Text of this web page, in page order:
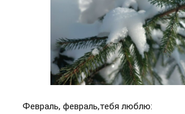
Февраль, февраль,тебя люблю: